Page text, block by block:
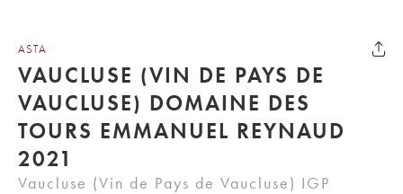
ASTA
VAUCLUSE (VIN DE PAYS DE
VAUCLUSE) DOMAINE DES
TOURS EMMANUEL REYNAUD
2021
Vaucluse (Vin de Pays de Vaucluse) IGP